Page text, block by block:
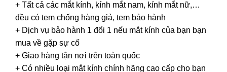
+ Tất cả các mắt kính, kính mắt nam, kính mắt nữ,…
đều có tem chống hàng giả, tem bảo hành
+ Dịch vụ bảo hành 1 đổi 1 nếu mắt kính của bạn bạn
mua về gặp sự cố
+ Giao hàng tận nơi trên toàn quốc
+ Có nhiều loại mắt kính chính hãng cao cấp cho bạn